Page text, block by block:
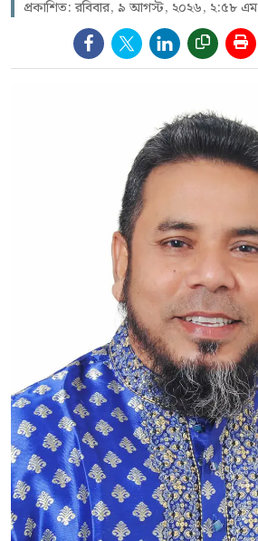
প্রকাশিত: রবিবার, ৯ আগস্ট, ২০২৬, ২:৫৮ এম